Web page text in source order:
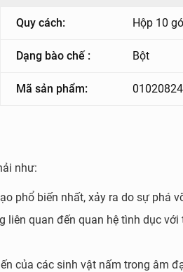
Quy cách: Hộp 10
Dạng bào chế : Bột
Mã sản phẩm:
như:
phổ biến nhất, xảy ra do sự phá
quan đến quan hệ tình dục với
của các sinh vật nấm trong âm